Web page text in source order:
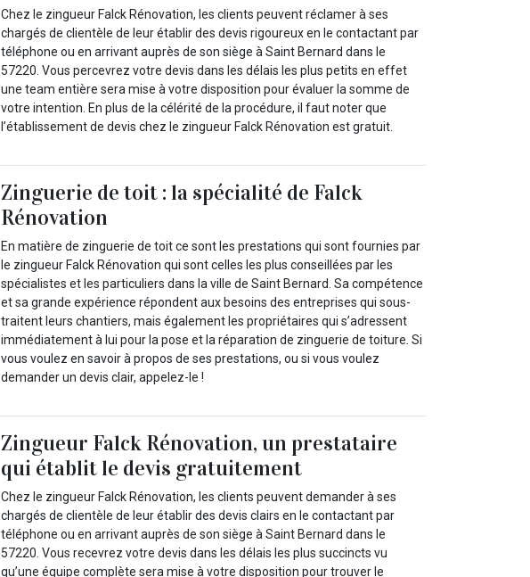
Chez le zingueur Falck Rénovation, les clients peuvent réclamer à ses
chargés de clientèle de leur établir des devis rigoureux en le contactant par
téléphone ou en arrivant auprès de son siège à Saint Bernard dans le
57220. Vous percevrez votre devis dans les délais les plus petits en effet
une team entière sera mise à votre disposition pour évaluer la somme de
votre intention. En plus de la célérité de la procédure, il faut noter que
l’établissement de devis chez le zingueur Falck Rénovation est gratuit.
Zinguerie de toit : la spécialité de Falck
Rénovation
En matière de zinguerie de toit ce sont les prestations qui sont fournies par
le zingueur Falck Rénovation qui sont celles les plus conseillées par les
spécialistes et les particuliers dans la ville de Saint Bernard. Sa compétence
et sa grande expérience répondent aux besoins des entreprises qui sous-
traitent leurs chantiers, mais également les propriétaires qui s’adressent
immédiatement à lui pour la pose et la réparation de zinguerie de toiture. Si
vous voulez en savoir à propos de ses prestations, ou si vous voulez
demander un devis clair, appelez-le !
Zingueur Falck Rénovation, un prestataire
qui établit le devis gratuitement
Chez le zingueur Falck Rénovation, les clients peuvent demander à ses
chargés de clientèle de leur établir des devis clairs en le contactant par
téléphone ou en arrivant auprès de son siège à Saint Bernard dans le
57220. Vous recevrez votre devis dans les délais les plus succincts vu
qu’une équipe complète sera mise à votre disposition pour trouver le